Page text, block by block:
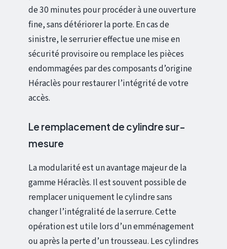
de 30 minutes pour procéder à une ouverture
fine, sans détériorer la porte. En cas de
sinistre, le serrurier effectue une mise en
sécurité provisoire ou remplace les pièces
endommagées par des composants d’origine
Héraclès pour restaurer l’intégrité de votre
accès.
Le remplacement de cylindre sur-
mesure
La modularité est un avantage majeur de la
gamme Héraclès. Il est souvent possible de
remplacer uniquement le cylindre sans
changer l’intégralité de la serrure. Cette
opération est utile lors d’un emménagement
ou après la perte d’un trousseau. Les cylindres